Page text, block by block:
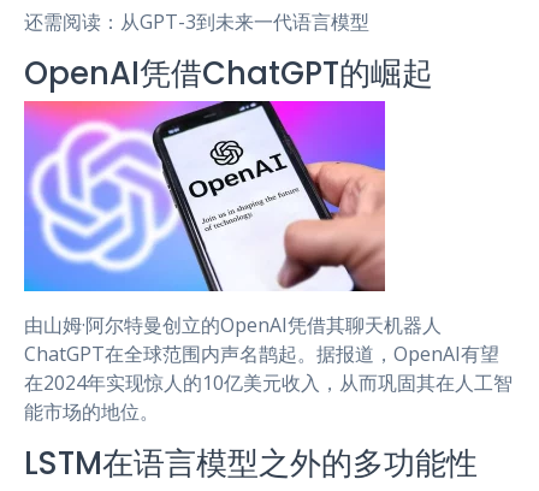
还需阅读：从GPT-3到未来一代语言模型
OpenAI凭借ChatGPT的崛起
由山姆·阿尔特曼创立的OpenAI凭借其聊天机器人
ChatGPT在全球范围内声名鹊起。据报道，OpenAI有望
在2024年实现惊人的10亿美元收入，从而巩固其在人工智
能市场的地位。
LSTM在语言模型之外的多功能性